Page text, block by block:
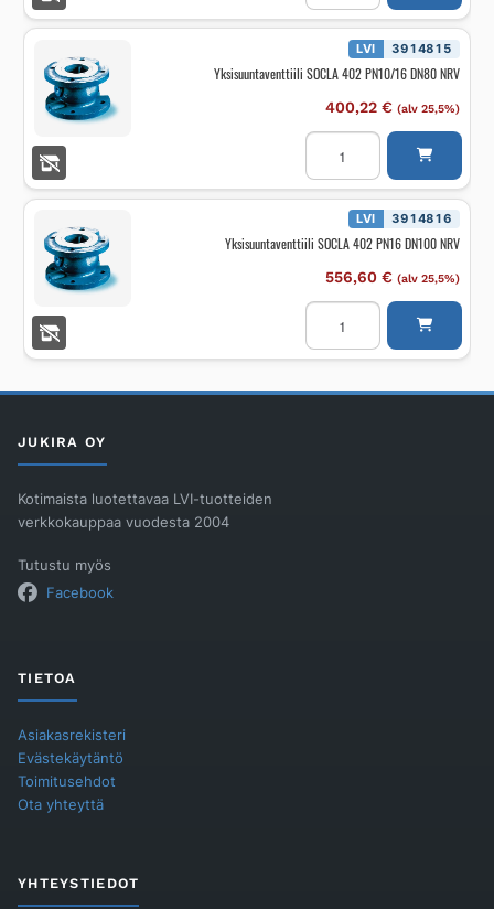
PN16
DN65
määrä
LVI 3914815
Yksisuuntaventtiili SOCLA 402 PN10/16 DN80 NRV
400,22 € (alv 25,5%)
Yksisuuntaventtiili
SOCLA
PN10/16
DN80
määrä
LVI 3914816
Yksisuuntaventtiili SOCLA 402 PN16 DN100 NRV
556,60 € (alv 25,5%)
Yksisuuntaventtiili
SOCLA
PN16
määrä
JUKIRA OY
Kotimaista luotettavaa LVI-tuotteiden
verkkokauppaa vuodesta 2004
Tutustu myös
Facebook
TIETOA
Asiakasrekisteri
Evästekäytäntö
Toimitusehdot
Ota yhteyttä
YHTEYSTIEDOT